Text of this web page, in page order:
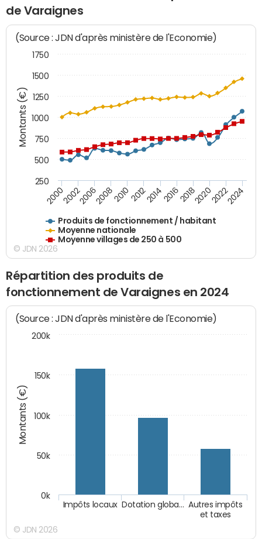
de Varaignes
Montants (€)
(Source : JDN d'après ministère de l'Economie)
Produits de fonctionnement / habitant
Moyenne nationale
Moyenne villages de 250 à 500
200020022006200820102012201420162018202020222024
250
500
750
1000
1250
1500
1750
© JDN 2026
Répartition des produits de
fonctionnement de Varaignes en 2024
Montants (€)
(Source : JDN d'après ministère de l'Economie)
Autres impôts
et taxes
Dotation globa…
Impôts locaux
0k
50k
100k
150k
200k
© JDN 2026